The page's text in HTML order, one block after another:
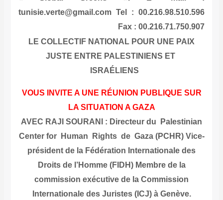
tunisie.verte@gmail.com Tel : 00.216.98.510.596
Fax : 00.216.71.750.907
LE COLLECTIF NATIONAL POUR UNE PAIX
JUSTE ENTRE PALESTINIENS ET
ISRAÉLIENS
VOUS INVITE A UNE RÉUNION PUBLIQUE SUR
LA SITUATION A GAZA
AVEC RAJI SOURANI : Directeur du Palestinian
Center for Human Rights de Gaza (PCHR) Vice-
président de la Fédération Internationale des
Droits de l’Homme (FIDH) Membre de la
commission exécutive de la Commission
Internationale des Juristes (ICJ) à Genève.